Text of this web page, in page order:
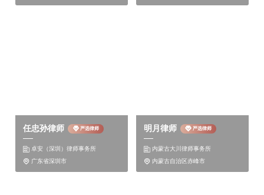
年以下有期徒刑或者拘役:（1）明知是登记手续不全
骗、抢夺的机动车被办理登记手续，分别达到上述规
定数量、数额标准5倍以上的，或者明知是盗窃、抢
劫、诈骗、抢夺的机动车而办理登手续的，属于《刑
任忠孙律师 严选律师
 卓安（深圳）律师事务所
 广东省深圳市
明月律师 严选律师
 内蒙古大川律师事务所
 内蒙古自治区赤峰市